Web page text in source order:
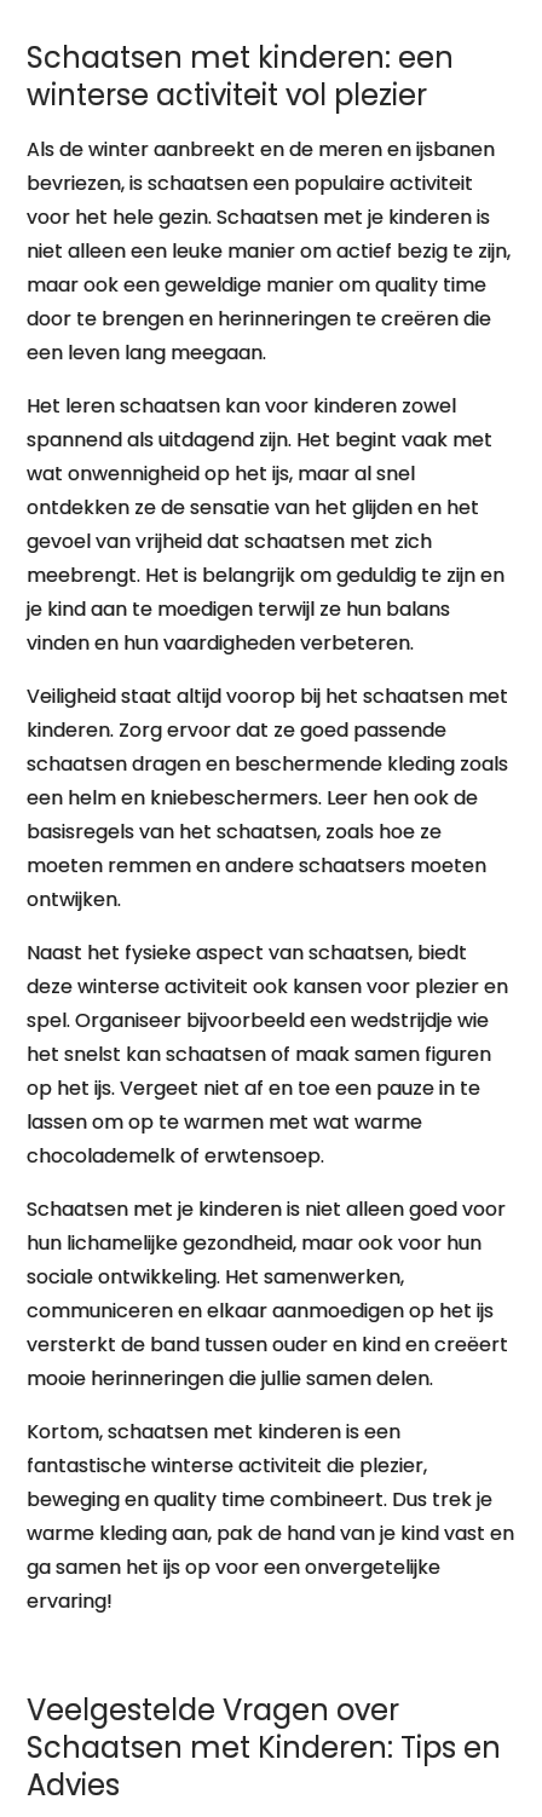
gezelligheid
Schaatsen met kinderen: een
winterse activiteit vol plezier
Als de winter aanbreekt en de meren en ijsbanen
bevriezen, is schaatsen een populaire activiteit
voor het hele gezin. Schaatsen met je kinderen is
niet alleen een leuke manier om actief bezig te zijn,
maar ook een geweldige manier om quality time
door te brengen en herinneringen te creëren die
een leven lang meegaan.
Het leren schaatsen kan voor kinderen zowel
spannend als uitdagend zijn. Het begint vaak met
wat onwennigheid op het ijs, maar al snel
ontdekken ze de sensatie van het glijden en het
gevoel van vrijheid dat schaatsen met zich
meebrengt. Het is belangrijk om geduldig te zijn en
je kind aan te moedigen terwijl ze hun balans
vinden en hun vaardigheden verbeteren.
Veiligheid staat altijd voorop bij het schaatsen met
kinderen. Zorg ervoor dat ze goed passende
schaatsen dragen en beschermende kleding zoals
een helm en kniebeschermers. Leer hen ook de
basisregels van het schaatsen, zoals hoe ze
moeten remmen en andere schaatsers moeten
ontwijken.
Naast het fysieke aspect van schaatsen, biedt
deze winterse activiteit ook kansen voor plezier en
spel. Organiseer bijvoorbeeld een wedstrijdje wie
het snelst kan schaatsen of maak samen figuren
op het ijs. Vergeet niet af en toe een pauze in te
lassen om op te warmen met wat warme
chocolademelk of erwtensoep.
Schaatsen met je kinderen is niet alleen goed voor
hun lichamelijke gezondheid, maar ook voor hun
sociale ontwikkeling. Het samenwerken,
communiceren en elkaar aanmoedigen op het ijs
versterkt de band tussen ouder en kind en creëert
mooie herinneringen die jullie samen delen.
Kortom, schaatsen met kinderen is een
fantastische winterse activiteit die plezier,
beweging en quality time combineert. Dus trek je
warme kleding aan, pak de hand van je kind vast en
ga samen het ijs op voor een onvergetelijke
ervaring!
Veelgestelde Vragen over
Schaatsen met Kinderen: Tips en
Advies